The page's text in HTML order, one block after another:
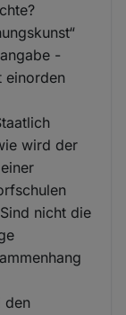
-
einorden
wird der
nicht die
den